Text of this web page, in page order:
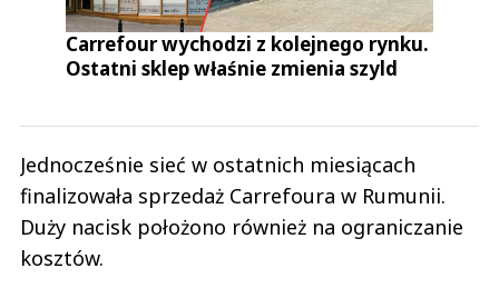
Carrefour wychodzi z kolejnego rynku.
Ostatni sklep właśnie zmienia szyld
Jednocześnie sieć w ostatnich miesiącach
finalizowała sprzedaż Carrefoura w Rumunii.
Duży nacisk położono również na ograniczanie
kosztów.